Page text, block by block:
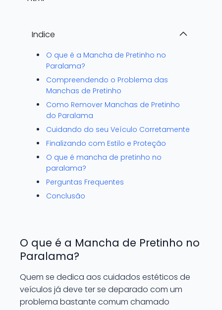
Indice
O que é a Mancha de Pretinho no
Paralama?
Compreendendo o Problema das
Manchas de Pretinho
Como Remover Manchas de Pretinho
do Paralama
Cuidando do seu Veículo Corretamente
Finalizando com Estilo e Proteção
O que é mancha de pretinho no
paralama?
Perguntas Frequentes
Conclusão
O que é a Mancha de Pretinho no
Paralama?
Quem se dedica aos cuidados estéticos de
veículos já deve ter se deparado com um
problema bastante comum chamado